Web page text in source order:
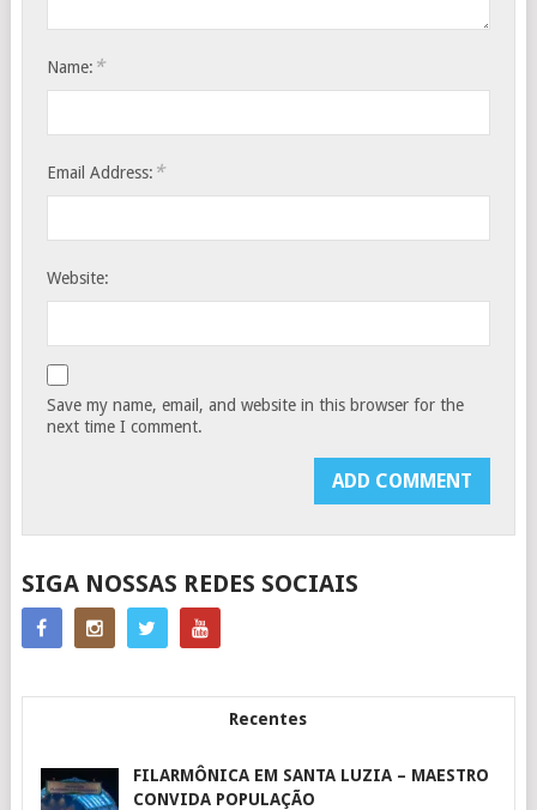
Name: *
Email Address: *
Website:
Save my name, email, and website in this browser for the
next time I comment.
SIGA NOSSAS REDES SOCIAIS
Recentes
FILARMÔNICA EM SANTA LUZIA – MAESTRO
CONVIDA POPULAÇÃO